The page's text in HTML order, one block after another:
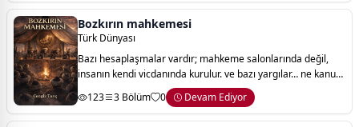
Bozkırın mahkemesi
Türk Dünyası
Bazı hesaplaşmalar vardır; mahkeme salonlarında değil,
insanın kendi vicdanında kurulur. ve bazı yargılar… ne kanun
kitaplarına sığar ne de dünyaya ait ölçülerle tartılır. onlar,
inancın, sadakatin ve
123 3 Bölüm 0 Devam Ediyor